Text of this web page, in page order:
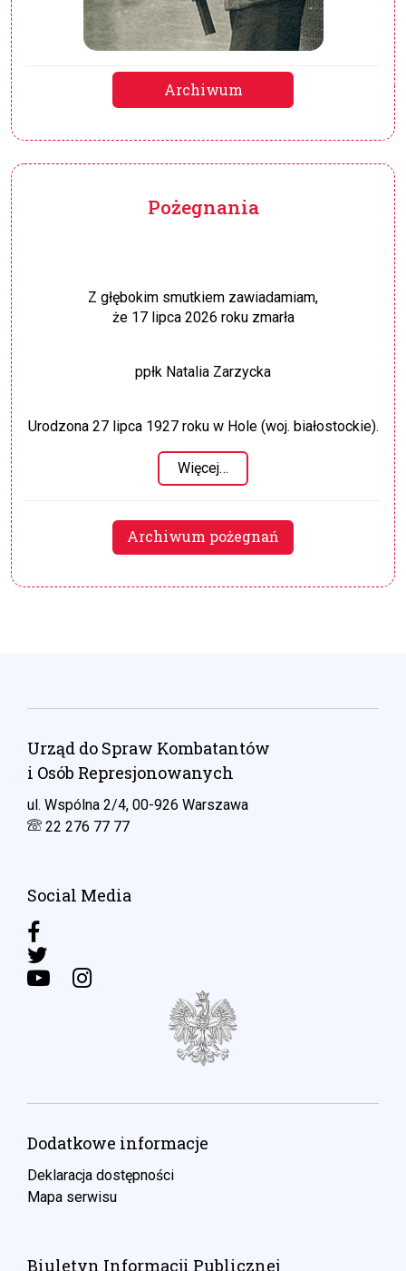
Archiwum
Pożegnania
Z głębokim smutkiem zawiadamiam,
że 17 lipca 2026 roku zmarła
ppłk Natalia Zarzycka
Urodzona 27 lipca 1927 roku w Hole (woj. białostockie).
Więcej…
Archiwum pożegnań
Urząd do Spraw Kombatantów
i Osób Represjonowanych
ul. Wspólna 2/4, 00-926 Warszawa
22 276 77 77
Social Media
Dodatkowe informacje
Deklaracja dostępności
Mapa serwisu
Biuletyn Informacji Publicznej